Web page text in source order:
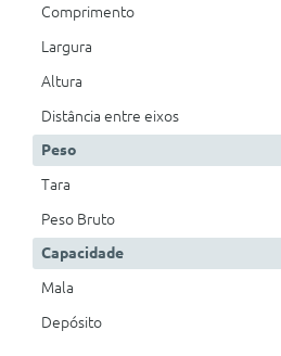
Comprimento
Largura
Altura
Distância entre eixos
Peso
Tara
Peso Bruto
Capacidade
Mala
Depósito